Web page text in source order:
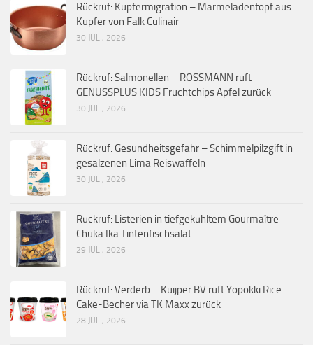
Rückruf: Kupfermigration – Marmeladentopf aus
Kupfer von Falk Culinair
30 JULI, 2026
Rückruf: Salmonellen – ROSSMANN ruft
GENUSSPLUS KIDS Fruchtchips Apfel zurück
30 JULI, 2026
Rückruf: Gesundheitsgefahr – Schimmelpilzgift in
gesalzenen Lima Reiswaffeln
30 JULI, 2026
Rückruf: Listerien in tiefgekühltem Gourmaître
Chuka Ika Tintenfischsalat
29 JULI, 2026
Rückruf: Verderb – Kuijper BV ruft Yopokki Rice-
Cake-Becher via TK Maxx zurück
28 JULI, 2026